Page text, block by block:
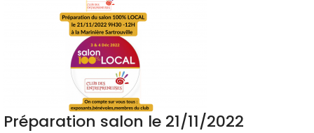
Préparation salon le 21/11/2022